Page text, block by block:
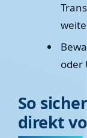
oder
So
direkt